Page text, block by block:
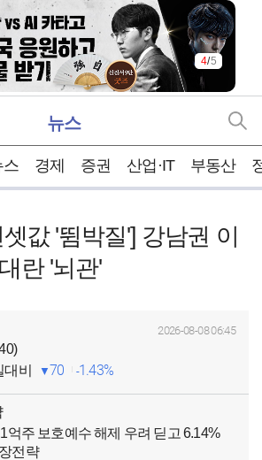
4/5
뉴스
스 경제 증권 산업·IT 부동산
값 '뜀박질'] 강남권 이
란 '뇌관'
2026-08-08 06:45
비 70 1.43%
억주 보호예수 해제 우려 딛고 6.14%
전략